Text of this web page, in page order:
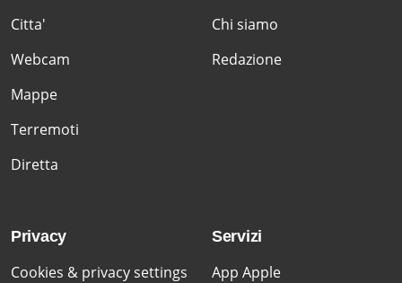
Citta'
Webcam
Mappe
Terremoti
Diretta
Chi siamo
Redazione
Privacy
Cookies & privacy settings
Servizi
App Apple